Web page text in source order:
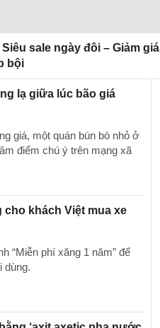
Siêu sale ngày đôi – Giảm giá
bội
lạ giữa lúc bão giá
giá, một quán bún bò nhỏ ở
điểm chú ý trên mạng xã
khách Việt mua xe
“Miễn phí xăng 1 năm” để
dùng.